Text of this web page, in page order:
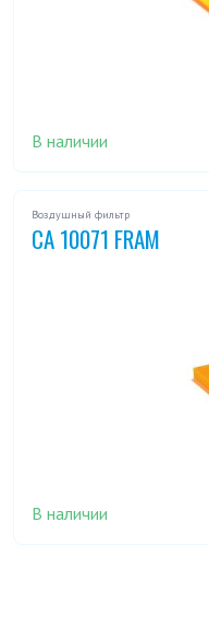
В наличии
Воздушный фильтр
CA 10071 FRAM
В наличии